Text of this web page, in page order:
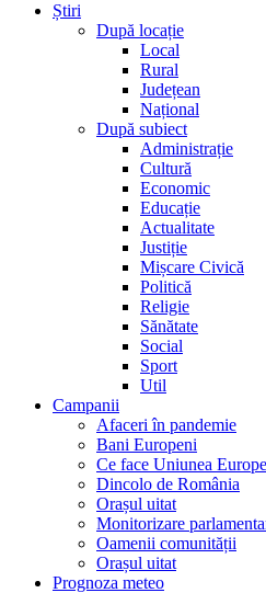
Știri
După locație
Local
Rural
Județean
Național
După subiect
Administrație
Cultură
Economic
Educație
Actualitate
Justiție
Mișcare Civică
Politică
Religie
Sănătate
Social
Sport
Util
Campanii
Afaceri în pandemie
Bani Europeni
Ce face Uniunea
Dincolo de România
Orașul uitat
Monitorizare
Oamenii comunității
Orașul uitat
Prognoza meteo